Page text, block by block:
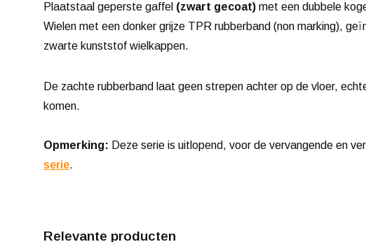
Plaatstaal geperste gaffel (zwart gecoat) met een dubbele
Wielen met een donker grijze TPR rubberband (non marking),
zwarte kunststof wielkappen.
De zachte rubberband laat geen strepen achter op de vloer,
komen.
Opmerking: Deze serie is uitlopend, voor de vervangende en
serie.
Relevante producten